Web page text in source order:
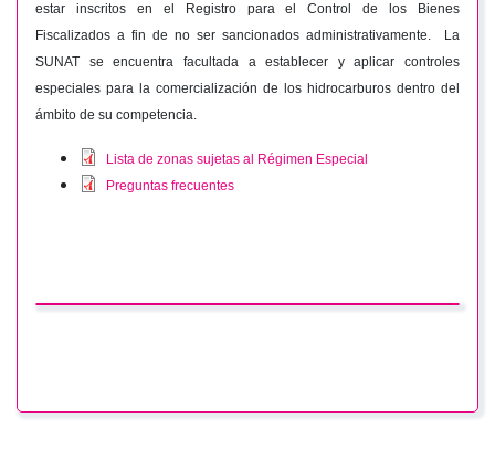
estar inscritos en el Registro para el Control de los Bienes
Fiscalizados a fin de no ser sancionados administrativamente. La
SUNAT se encuentra facultada a establecer y aplicar controles
especiales para la comercialización de los hidrocarburos dentro del
ámbito de su competencia.
Lista de zonas sujetas al Régimen Especial
Preguntas frecuentes